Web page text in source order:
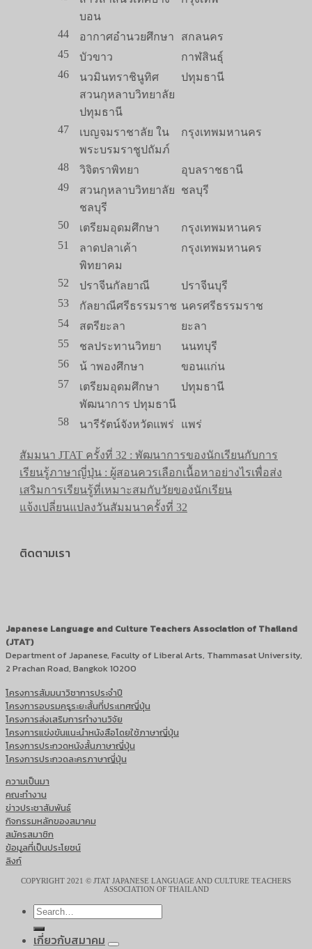
บอน
44 อากาศอำนวยศึกษา
สกลนคร
45
บัวขาว
กาฬสินธุ์
46
นวมินทราชินูทิศ
สวนกุหลาบวิทยาลัย
ปทุมธานี
ปทุมธานี
47
เบญจมราชาลัย ใน
พระบรมราชูปถัมภ์
กรุงเทพมหานคร
48 วิจิตราพิทยา
อุบลราชธานี
49
สวนกุหลาบวิทยาลัย
ชลบุรี
ชลบุรี
50 เตรียมอุดมศึกษา
กรุงเทพมหานคร
51
ลาดปลาเค้า
พิทยาคม
กรุงเทพมหานคร
52 ปราจีนกัลยาณี
ปราจีนบุรี
53
กัลยาณีศรีธรรมราช นครศรีธรรมราช
54
สตรียะลา
ยะลา
55
ชลประทานวิทยา
นนทบุรี
56
น้ าพองศึกษา
ขอนแก่น
57
เตรียมอุดมศึกษา
พัฒนาการ ปทุมธานี
ปทุมธานี
58 นารีรัตน์จังหวัดแพร่ แพร่
สัมมนา JTAT ครั้งที่ 32 : พัฒนาการของนักเรียนกับการ
เรียนรู้ภาษาญี่ปุ่น : ผู้สอนควรเลือกเนื้อหาอย่างไรเพื่อส่ง
เสริมการเรียนรู้ที่เหมาะสมกับวัยของนักเรียน
แจ้งเปลี่ยนแปลงวันสัมมนาครั้งที่ 32
ติดตามเรา
Japanese Language and Culture Teachers Association of Thailand
(JTAT)
Department of Japanese, Faculty of Liberal Arts, Thammasat University,
2 Prachan Road, Bangkok 10200
โครงการสัมมนาวิชาการประจำปี
โครงการอบรมครูระยะสั้นที่ประเทศญี่ปุ่น
โครงการส่งเสริมการทำงานวิจัย
โครงการแข่งขันแนะนำหนังสือโดยใช้ภาษาญี่ปุ่น
โครงการประกวดหนังสั้นภาษาญี่ปุ่น
โครงการประกวดละครภาษาญี่ปุ่น
ความเป็นมา
คณะทำงาน
ข่าวประชาสัมพันธ์
กิจกรรมหลักของสมาคม
สมัครสมาชิก
ข้อมูลที่เป็นประโยชน์
ลิงก์
COPYRIGHT 2021 © JTAT JAPANESE LANGUAGE AND CULTURE TEACHERS
ASSOCIATION OF THAILAND
เกี่ยวกับสมาคม